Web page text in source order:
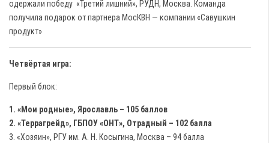
одержали победу «Третий лишний», РУДН, Москва. Команда
получила подарок от партнера МосКВН — компании «Савушкин
продукт»
Четвёртая игра:
Первый блок:
1. «Мои родные», Ярославль – 105 баллов
2. «Террагрейд», ГБПОУ «ОНТ», Отрадный – 102 балла
3. «Хозяин», РГУ им. А. Н. Косыгина, Москва – 94 балла